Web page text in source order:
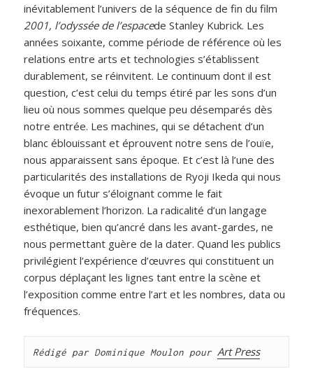
inévitablement l’univers de la séquence de fin du film
2001, l’odyssée de l’espacede Stanley Kubrick. Les
années soixante, comme période de référence où les
relations entre arts et technologies s’établissent
durablement, se réinvitent. Le continuum dont il est
question, c’est celui du temps étiré par les sons d’un
lieu où nous sommes quelque peu désemparés dès
notre entrée. Les machines, qui se détachent d’un
blanc éblouissant et éprouvent notre sens de l’ouïe,
nous apparaissent sans époque. Et c’est là l’une des
particularités des installations de Ryoji Ikeda qui nous
évoque un futur s’éloignant comme le fait
inexorablement l’horizon. La radicalité d’un langage
esthétique, bien qu’ancré dans les avant-gardes, ne
nous permettant guère de la dater. Quand les publics
privilégient l’expérience d’œuvres qui constituent un
corpus déplaçant les lignes tant entre la scène et
l’exposition comme entre l’art et les nombres, data ou
fréquences.
Rédigé par Dominique Moulon pour Art Press